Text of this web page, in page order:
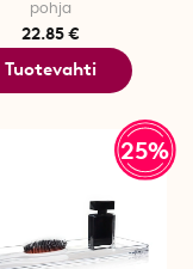
pohja
22.85 €
Tuotevahti
25%